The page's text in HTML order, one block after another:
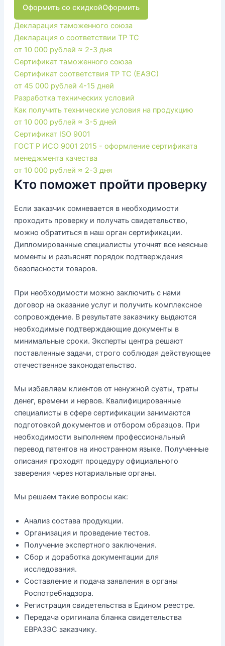
Оформить со скидкойОформить
Декларация таможенного союза
Декларация о соответствии ТР ТС
от 10 000 рублей ≈ 2-3 дня
Сертификат таможенного союза
Сертификат соответствия ТР ТС (ЕАЭС)
от 45 000 рублей 4-15 дней
Разработка технических условий
Как получить технические условия на продукцию
от 10 000 рублей ≈ 3-5 дней
Сертификат ISO 9001
ГОСТ Р ИСО 9001 2015 - оформление сертификата
менеджмента качества
от 10 000 рублей ≈ 2-3 дня
Кто поможет пройти проверку
Если заказчик сомневается в необходимости
проходить проверку и получать свидетельство,
можно обратиться в наш орган сертификации.
Дипломированные специалисты уточнят все неясные
моменты и разъяснят порядок подтверждения
безопасности товаров.
При необходимости можно заключить с нами
договор на оказание услуг и получить комплексное
сопровождение. В результате заказчику выдаются
необходимые подтверждающие документы в
минимальные сроки. Эксперты центра решают
поставленные задачи, строго соблюдая действующее
отечественное законодательство.
Мы избавляем клиентов от ненужной суеты, траты
денег, времени и нервов. Квалифицированные
специалисты в сфере сертификации занимаются
подготовкой документов и отбором образцов. При
необходимости выполняем профессиональный
перевод патентов на иностранном языке. Полученные
описания проходят процедуру официального
заверения через нотариальные органы.
Мы решаем такие вопросы как:
Анализ состава продукции.
Организация и проведение тестов.
Получение экспертного заключения.
Сбор и доработка документации для
исследования.
Составление и подача заявления в органы
Роспотребнадзора.
Регистрация свидетельства в Едином реестре.
Передача оригинала бланка свидетельства
ЕВРАЗЭС заказчику.